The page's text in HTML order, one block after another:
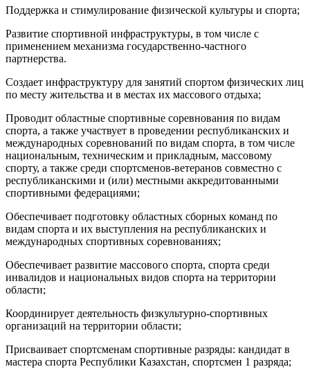
Поддержка и стимулирование физической культуры и спорта;
Развитие спортивной инфраструктуры, в том числе с
применением механизма государственно-частного
партнерства.
Создает инфраструктуру для занятий спортом физических лиц
по месту жительства и в местах их массового отдыха;
Проводит областные спортивные соревнования по видам
спорта, а также участвует в проведении республиканских и
международных соревнований по видам спорта, в том числе
национальным, техническим и прикладным, массовому
спорту, а также среди спортсменов-ветеранов совместно с
республиканскими и (или) местными аккредитованными
спортивными федерациями;
Обеспечивает подготовку областных сборных команд по
видам спорта и их выступления на республиканских и
международных спортивных соревнованиях;
Обеспечивает развитие массового спорта, спорта среди
инвалидов и национальных видов спорта на территории
области;
Координирует деятельность физкультурно-спортивных
организаций на территории области;
Присваивает спортсменам спортивные разряды: кандидат в
мастера спорта Республики Казахстан, спортсмен 1 разряда;